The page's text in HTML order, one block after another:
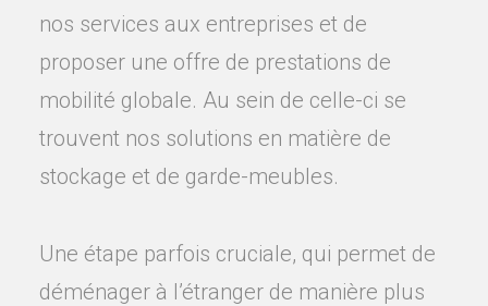
nos services aux entreprises et de
proposer une offre de prestations de
mobilité globale. Au sein de celle-ci se
trouvent nos solutions en matière de
stockage et de garde-meubles.
Une étape parfois cruciale, qui permet de
déménager à l’étranger de manière plus